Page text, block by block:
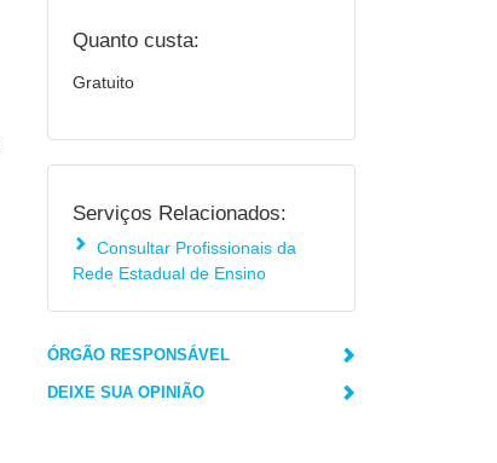
Quanto custa:
Gratuito
Serviços Relacionados:
Consultar Profissionais da
Rede Estadual de Ensino
ÓRGÃO RESPONSÁVEL
DEIXE SUA OPINIÃO